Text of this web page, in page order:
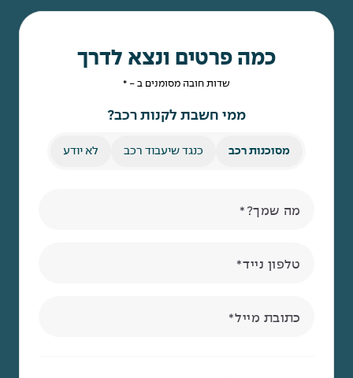
כמה פרטים ונצא לדרך
שדות חובה מסומנים ב - *
ממי חשבת לקנות רכב?
מסוכנות רכב כנגד שיעבוד רכב לא יודע
מה שמך?
טלפון נייד
כתובת מייל